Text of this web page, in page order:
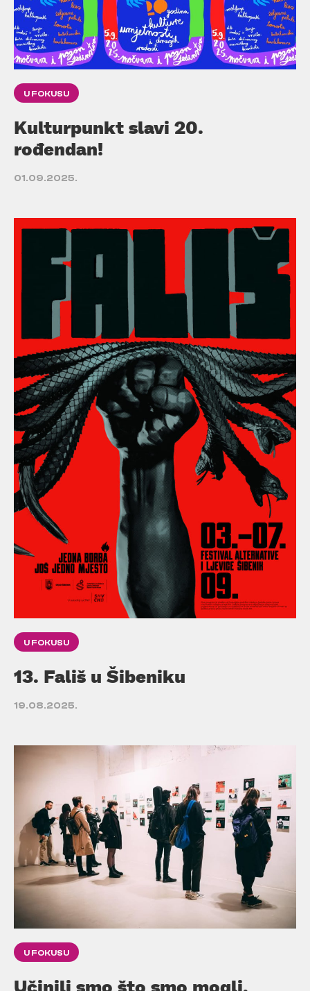
U FOKUSU
Kulturpunkt slavi 20.
rođendan!
01.09.2025.
U FOKUSU
13. Fališ u Šibeniku
19.08.2025.
U FOKUSU
Učinili smo što smo mogli,